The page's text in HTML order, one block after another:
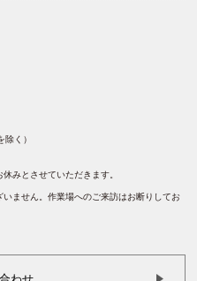
く）
みとさせていただきます。
ません。作業場へのご来訪はお断りしてお